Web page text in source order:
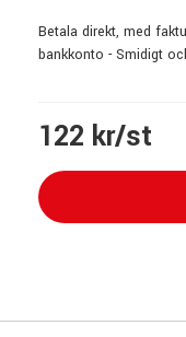
Betala direkt, med
bankkonto - Smidigt
122 kr/st